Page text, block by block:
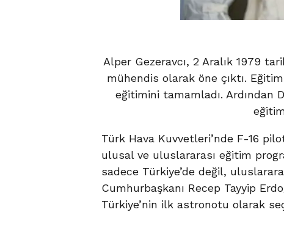
Alper Gezeravcı, 2 Aralık 1979
mühendis olarak öne çıktı.
eğitimini tamamladı. Ardından
Türk Hava Kuvvetleri’nde F-16
ulusal ve uluslararası eğitim
sadece Türkiye’de değil,
Cumhurbaşkanı Recep Tayyip
Türkiye’nin ilk astronotu olarak